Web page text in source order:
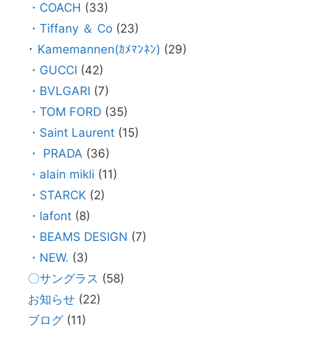
・COACH (33)
・Tiffany ＆ Co (23)
･ Kamemannen(ｶﾒﾏﾝﾈﾝ) (29)
・GUCCI (42)
・BVLGARI (7)
・TOM FORD (35)
・Saint Laurent (15)
・ PRADA (36)
・alain mikli (11)
・STARCK (2)
・lafont (8)
・BEAMS DESIGN (7)
・NEW. (3)
〇サングラス (58)
お知らせ (22)
ブログ(11)